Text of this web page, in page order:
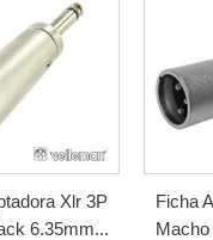
Xlr 3P
6.35mm...
Ficha